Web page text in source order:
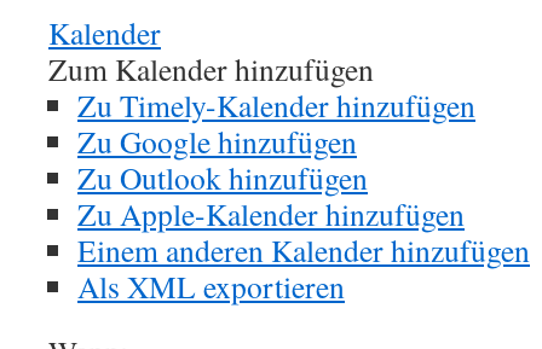
Kalender
Zum Kalender hinzufügen
Zu Timely-Kalender hinzufügen
Zu Google hinzufügen
Zu Outlook hinzufügen
Zu Apple-Kalender hinzufügen
Einem anderen Kalender hinzufügen
Als XML exportieren